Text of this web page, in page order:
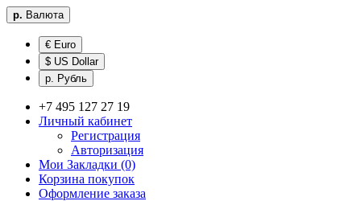
р. Валюта
€ Euro
$ US Dollar
р. Рубль
+7 495 127 27 19
Личный кабинет
Регистрация
Авторизация
Мои Закладки (0)
Корзина покупок
Оформление заказа